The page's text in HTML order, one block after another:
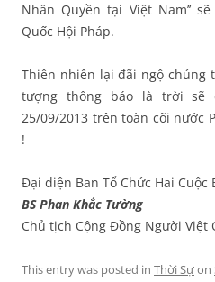
Nhân Quyền tại Việt Nam’’
Quốc Hội Pháp.
Thiên nhiên lại đãi ngộ chúng
tượng thông báo là trời sẽ
25/09/2013 trên toàn cõi nước
!
Đại diện Ban Tổ Chức Hai Cuộc
BS Phan Khắc Tường
Chủ tịch Cộng Đồng Người Việt
This entry was posted in Thời Sựon